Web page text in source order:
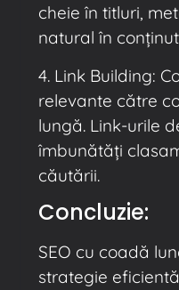
cheie în titluri,
natural în
4. Link Building:
relevante către
lungă. Link-urile
îmbunătăți
căutării.
Concluzie:
SEO cu coadă
strategie